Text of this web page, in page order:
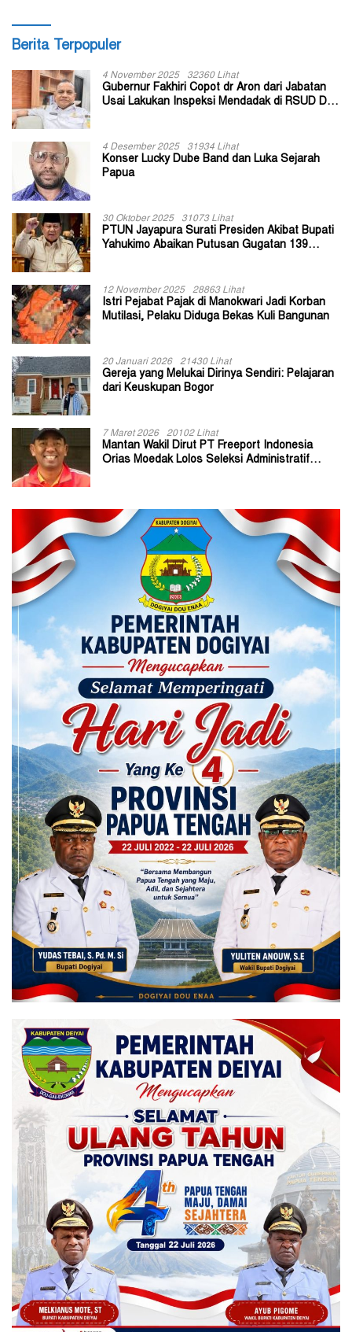
Berita Terpopuler
4 November 2025 32360 Lihat
Gubernur Fakhiri Copot dr Aron dari Jabatan
Usai Lakukan Inspeksi Mendadak di RSUD Dok
4 Desember 2025 31934 Lihat
Konser Lucky Dube Band dan Luka Sejarah
Papua
30 Oktober 2025 31073 Lihat
PTUN Jayapura Surati Presiden Akibat Bupati
Yahukimo Abaikan Putusan Gugatan 139
12 November 2025 28863 Lihat
Istri Pejabat Pajak di Manokwari Jadi Korban
Mutilasi, Pelaku Diduga Bekas Kuli Bangunan
20 Januari 2026 21430 Lihat
Gereja yang Melukai Dirinya Sendiri: Pelajaran
dari Keuskupan Bogor
7 Maret 2026 20102 Lihat
Mantan Wakil Dirut PT Freeport Indonesia
Orias Moedak Lolos Seleksi Administratif